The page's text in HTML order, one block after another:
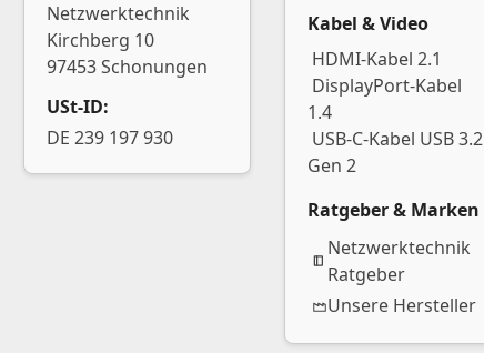
Netzwerktechnik
Kirchberg 10
97453 Schonungen
USt-ID:
DE 239 197 930
Kabel & Video
HDMI-Kabel 2.1
DisplayPort-Kabel
1.4
USB-C-Kabel USB 3.2
Gen 2
Ratgeber & Marken
Netzwerktechnik
Ratgeber
Unsere Hersteller